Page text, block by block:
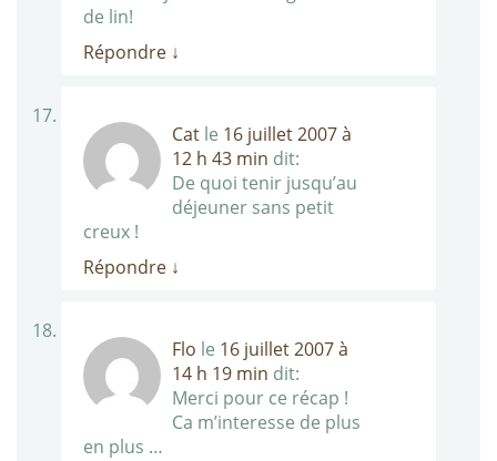
de lin!
Répondre ↓
Cat le 16 juillet 2007 à
12 h 43 min dit:
De quoi tenir jusqu’au
déjeuner sans petit
creux !
Répondre ↓
Flo le 16 juillet 2007 à
14 h 19 min dit:
Merci pour ce récap !
Ca m’interesse de plus
en plus …